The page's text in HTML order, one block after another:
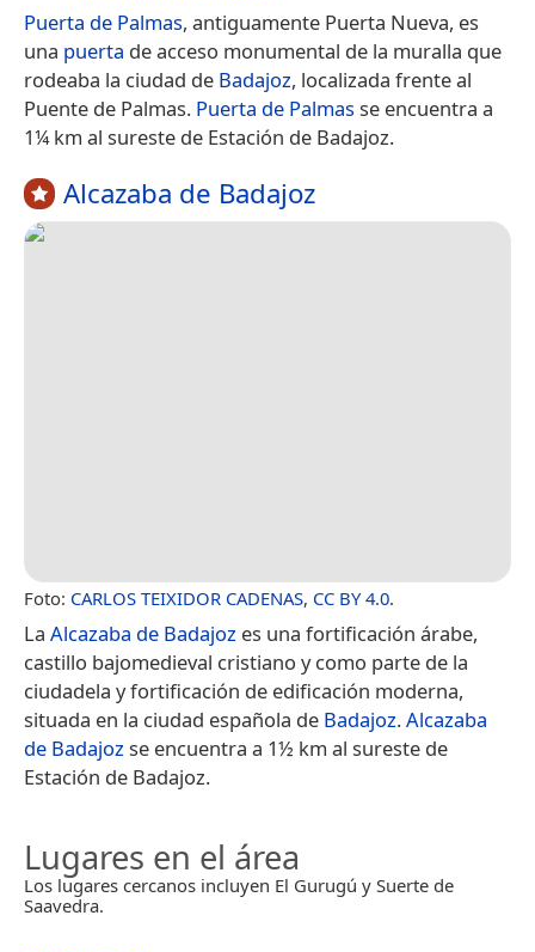
Puerta de Palmas, antiguamente Puerta Nueva, es
una puerta de acceso monumental de la muralla que
rodeaba la ciudad de Badajoz, localizada frente al
Puente de Palmas. Puerta de Palmasse encuentra a
1¼ km al sureste de Estación de Badajoz.
Alcazaba de Badajoz
Foto: CARLOS TEIXIDOR CADENAS, CC BY 4.0.
La Alcazaba de Badajoz es una fortificación árabe,
castillo bajomedieval cristiano y como parte de la
ciudadela y fortificación de edificación moderna,
situada en la ciudad española de Badajoz.Alcazaba
de Badajozse encuentra a 1½ km al sureste de
Estación de Badajoz.
Lugares en el área
Los lugares cercanos incluyen El Gurugú y Suerte de
Saavedra.